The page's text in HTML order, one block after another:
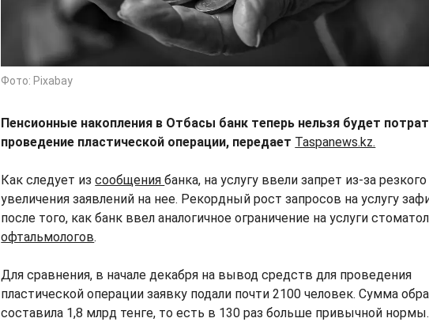
Фото: Pixabay
Пенсионные накопления в Отбасы банк теперь нельзя будет
проведение пластической операции, передает Taspanews.kz.
Как следует изсообщениябанка, на услугу ввели запрет из-за резкого
увеличения заявлений на нее. Рекордный рост запросов на услугу
после того, как банк ввел аналогичное ограничение на услуги
офтальмологов.
Для сравнения, в начале декабря на вывод средств для проведения
пластической операции заявку подали почти 2100 человек. Сумма
составила 1,8 млрд тенге, то есть в 130 раз больше привычной